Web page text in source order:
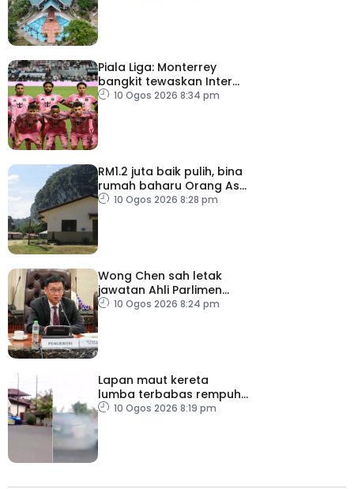
Piala Liga: Monterrey
bangkit tewaskan Inter
Miami10 Ogos 2026 8:34 pm
RM1.2 juta baik pulih, bina
rumah baharu Orang Asli
Kelantan dan
10 Ogos 2026 8:28 pm
Wong Chen sah letak
jawatan Ahli Parlimen
Subang
10 Ogos 2026 8:24 pm
Lapan maut kereta
lumba terbabas rempuh
penonton di Indonesia
10 Ogos 2026 8:19 pm